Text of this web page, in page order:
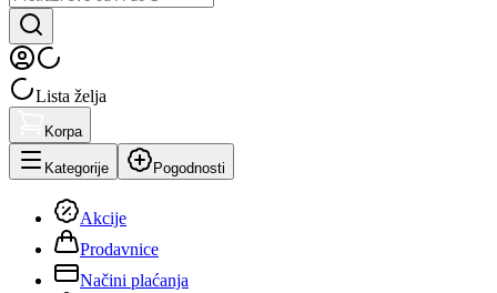
Lista želja
Korpa
Kategorije Pogodnosti
Akcije
Prodavnice
Načini plaćanja